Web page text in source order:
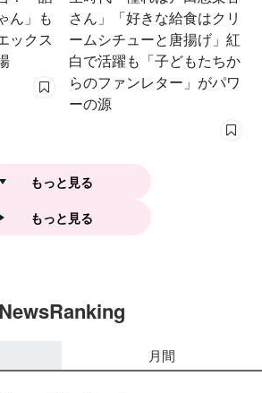
ん」も
ックス
さん」「好きな給食はクリ
ームシチューと唐揚げ」紅
白で活躍も「子どもたちか
らのファンレター」がパワ
ーの源
もっと見る
もっと見る
NewsRanking
月間